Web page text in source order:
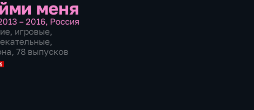
меня
– 2016, Россия
, игровые,
,
78 выпусков